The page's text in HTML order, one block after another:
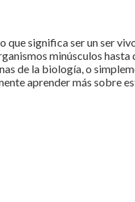
que significa ser un ser
minúsculos hasta
de la biología, o
aprender más sobre